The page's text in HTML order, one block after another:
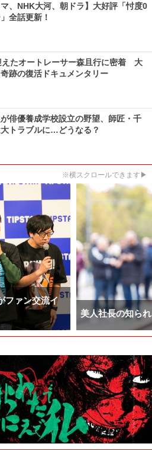
マ、NHK大河、朝ドラ】大好評「忖度0
全話更新！
えたオートレーサー森且行に密着 大
跡の復活ドキュメンタリー
俳優養成学校設立の野望、師匠・千
トラブルに…どうなる？
※横スクロールできます▶
ファン交流イ
美人社長の知ら